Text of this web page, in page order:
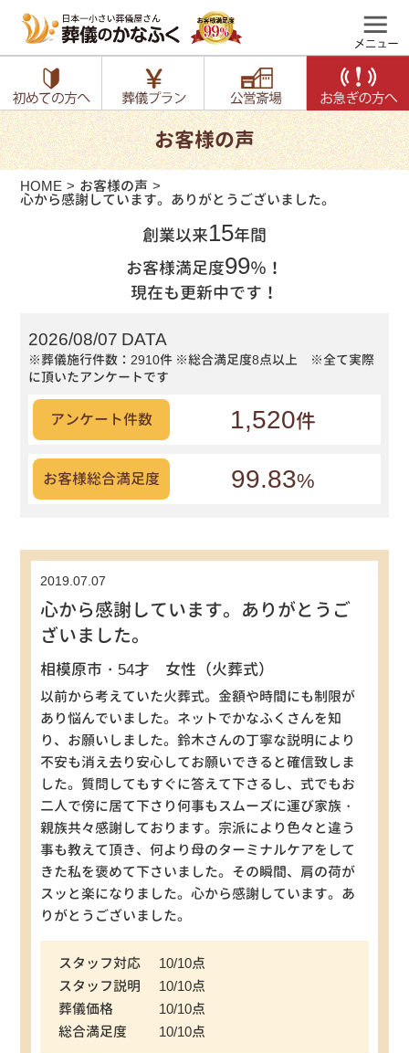
お客様の声
HOME お客様の声
心から感謝しています。ありがとうございました。
創業以来15年間
お客様満足度99％！
現在も更新中です！
2026/08/07 DATA
※葬儀施行件数：2910件 ※総合満足度8点以上 ※全て実際
に頂いたアンケートです
アンケート件数 1,520件
お客様総合満足度 99.83%
2019.07.07
心から感謝しています。ありがとうご
ざいました。
相模原市・54才 女性（火葬式）
以前から考えていた火葬式。金額や時間にも制限が
あり悩んでいました。ネットでかなふくさんを知
り、お願いしました。鈴木さんの丁寧な説明により
不安も消え去り安心してお願いできると確信致しま
した。質問してもすぐに答えて下さるし、式でもお
二人で傍に居て下さり何事もスムーズに運び家族・
親族共々感謝しております。宗派により色々と違う
事も教えて頂き、何より母のターミナルケアをして
きた私を褒めて下さいました。その瞬間、肩の荷が
スッと楽になりました。心から感謝しています。あ
りがとうございました。
スタッフ対応
10/10点
スタッフ説明
10/10点
葬儀価格
10/10点
総合満足度
10/10点